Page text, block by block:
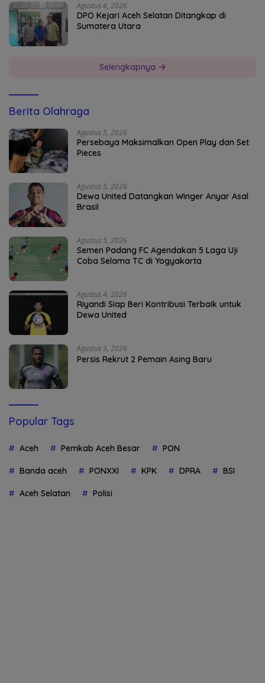
Agustus 4, 2026
DPO Kejari Aceh Selatan Ditangkap di
Sumatera Utara
Selengkapnya
Berita Olahraga
Agustus 5, 2026
Persebaya Maksimalkan Open Play dan Set
Pieces
Agustus 5, 2026
Dewa United Datangkan Winger Anyar Asal
Brasil
Agustus 5, 2026
Semen Padang FC Agendakan 5 Laga Uji
Coba Selama TC di Yogyakarta
Agustus 4, 2026
Riyandi Siap Beri Kontribusi Terbaik untuk
Dewa United
Agustus 3, 2026
Persis Rekrut 2 Pemain Asing Baru
Popular Tags
Aceh Pemkab Aceh Besar PON
Banda aceh PONXXI KPK DPRA BSI
Aceh Selatan Polisi